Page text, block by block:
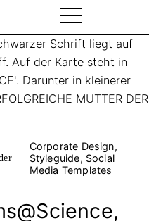
Corporate Design,
Styleguide, Social
Media Templates